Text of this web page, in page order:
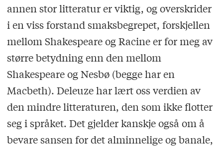
annen stor litteratur er viktig, og overskrider
i en viss forstand smaksbegrepet, forskjellen
mellom Shakespeare og Racine er for meg av
større betydning enn den mellom
Shakespeare og Nesbø (begge har en
Macbeth). Deleuze har lært oss verdien av
den mindre litteraturen, den som ikke flotter
seg i språket. Det gjelder kanskje også om å
bevare sansen for det alminnelige og banale,